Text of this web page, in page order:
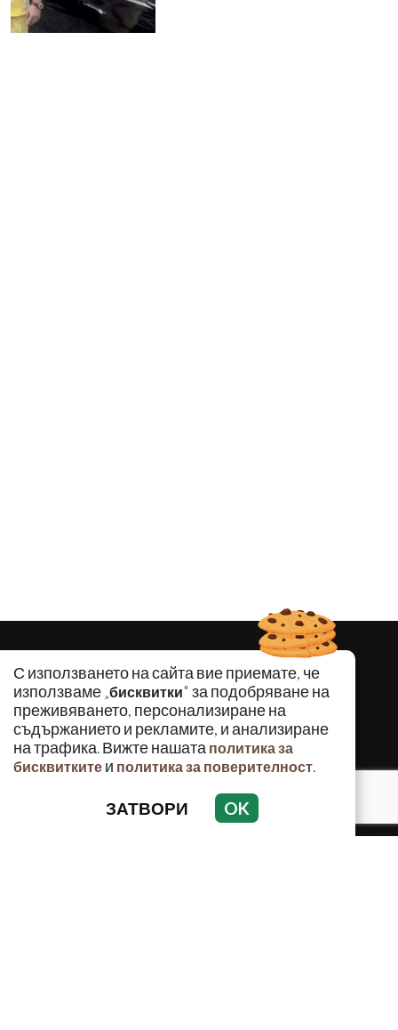
С използването на сайта вие приемате, че
използваме „бисквитки" за подобряване на
преживяването, персонализиране на
съдържанието и рекламите, и анализиране
на трафика. Вижте нашата политика за
бисквитките и политика за поверителност.
ЗАТВОРИ OK
КРИМИНАЛНО